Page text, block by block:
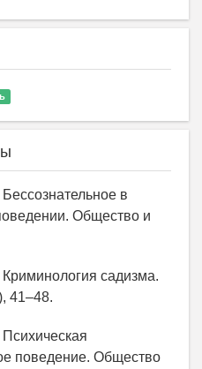
в
Общество и
садизма.
41–48.
поведение. Общество